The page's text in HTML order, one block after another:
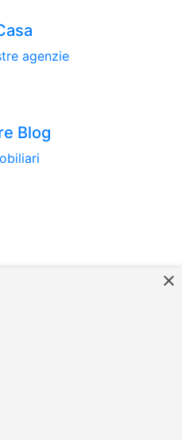
agenzie
Blog
annunci
altro
×